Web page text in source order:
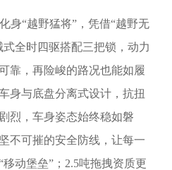
身“越野猛将”，凭借“越野无
全时四驱搭配三把锁，动力
靠，再险峻的路况也能如履
身与底盘分离式设计，抗扭
烈，车身姿态始终稳如磐
不可摧的安全防线，让每一
动堡垒”；2.5吨拖拽资质更